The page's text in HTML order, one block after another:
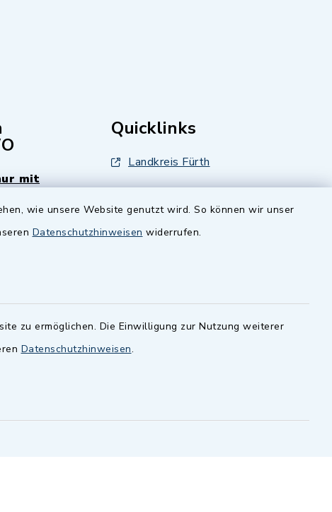
wie unsere Website genutzt wird. So können wir unser
Datenschutzhinweisen widerrufen.
zu ermöglichen. Die Einwilligung zur Nutzung weiterer
Datenschutzhinweisen.
mit
.
Quicklinks
Landkreis Fürth